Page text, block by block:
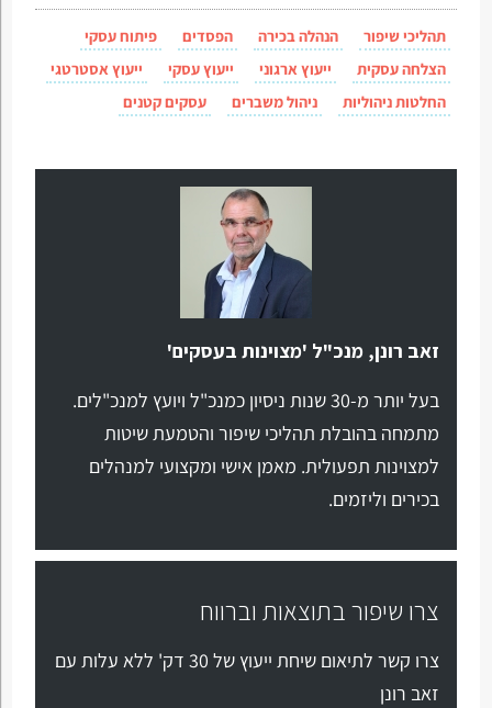
תהליכי שיפור הנהלה בכירה הפסדים
פיתוח עסקי
הצלחה עסקית
ייעוץ ארגוני ייעוץ עסקי
ייעוץ אסטרטגי
החלטות ניהוליות
ניהול משברים עסקים קטנים
זאב רונן, מנכ"ל 'מצוינות בעסקים'
בעל יותר מ-30 שנות ניסיון כמנכ"ל ויועץ למנכ"לים.
מתמחה בהובלת תהליכי שיפור והטמעת שיטות
למצוינות תפעולית. מאמן אישי ומקצועי למנהלים
בכירים וליזמים.
צרו שיפור בתוצאות וברווח
צרו קשר לתיאום שיחת ייעוץ של 30 דק' ללא עלות עם
זאב רונן